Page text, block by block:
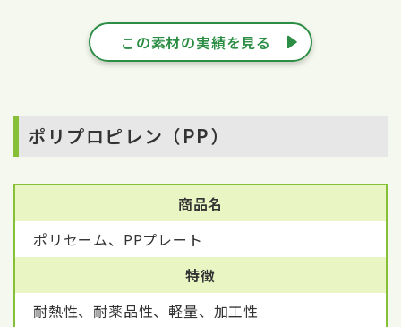
この素材の実績を見る
ポリプロピレン（PP）
商品名
ポリセーム、PPプレート
特徴
耐熱性、耐薬品性、軽量、加工性